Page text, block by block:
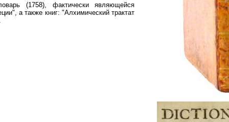
(1758), фактически являющейся
а также книг: "Алхимический трактат